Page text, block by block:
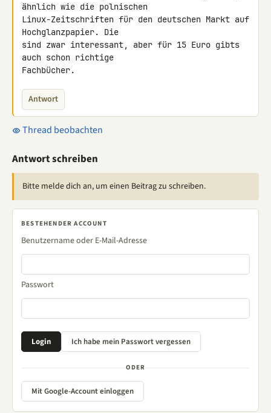
ähnlich wie die polnischen
Linux-Zeitschriften für den deutschen Markt auf
Hochglanzpapier. Die
sind zwar interessant, aber für 15 Euro gibts
auch schon richtige
Fachbücher.
Antwort
Thread beobachten
Antwort schreiben
Bitte melde dich an, um einen Beitrag zu schreiben.
BESTEHENDER ACCOUNT
Benutzername oder E-Mail-Adresse
Passwort
ODER
Mit Google-Account einloggen